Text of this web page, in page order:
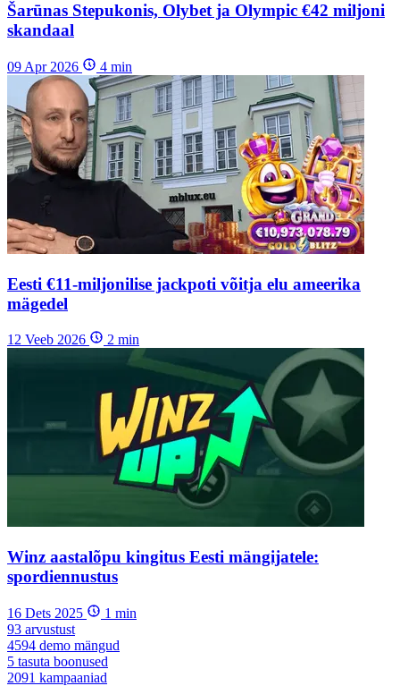
Šarūnas Stepukonis, Olybet ja Olympic €42 miljoni
skandaal
09 Apr 2026 4 min
Eesti €11-miljonilise jackpoti võitja elu ameerika
mägedel
12 Veeb 2026 2 min
Winz aastalõpu kingitus Eesti mängijatele:
spordiennustus
16 Dets 2025 1 min
93 arvustust
4594 demo mängud
5 tasuta boonused
2091 kampaaniad